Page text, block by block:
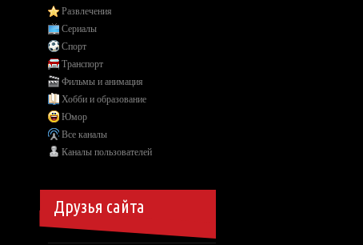
Развлечения
Сериалы
Спорт
Транспорт
Фильмы и анимация
Хобби и образование
Юмор
Все каналы
Каналы пользователей
Друзья сайта